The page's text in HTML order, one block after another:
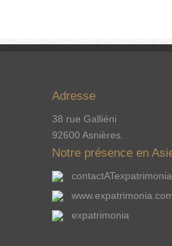
Adresse
38 rue Galliéni
92600 Asnières.
Notre présence en
expatrimonia